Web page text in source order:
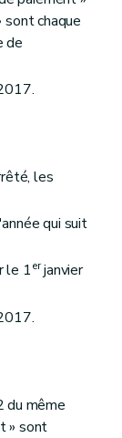
chaque
de
les
qui suit
le 1erjanvier
du même
» sont